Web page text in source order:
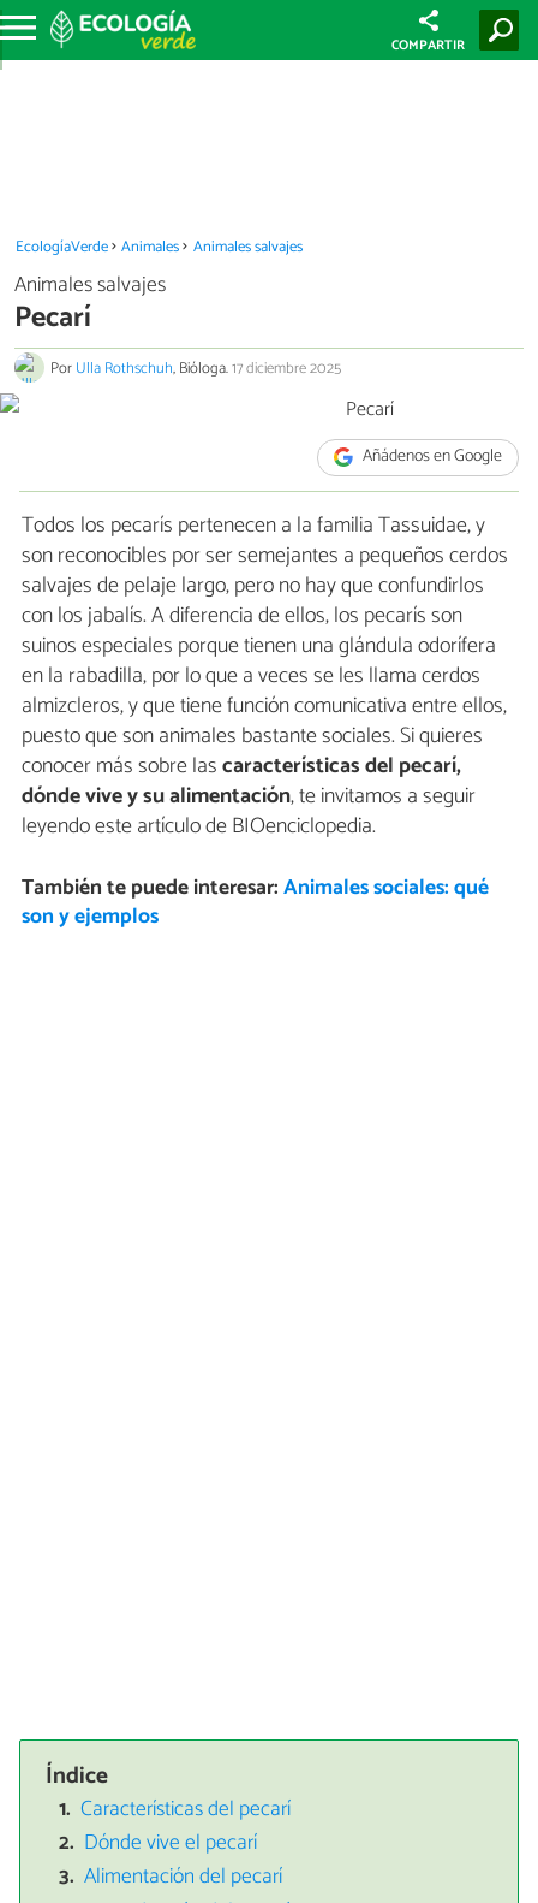
COMPARTIR
EcologíaVerde Animales Animales salvajes
Animales salvajes
Pecarí
PorUlla Rothschuh, Bióloga.17 diciembre 2025
Añádenos en Google
Todos los pecarís pertenecen a la familia Tassuidae, y
son reconocibles por ser semejantes a pequeños cerdos
salvajes de pelaje largo, pero no hay que confundirlos
con los jabalís. A diferencia de ellos, los pecarís son
suinos especiales porque tienen una glándula odorífera
en la rabadilla, por lo que a veces se les llama cerdos
almizcleros, y que tiene función comunicativa entre ellos,
puesto que son animales bastante sociales. Si quieres
conocer más sobre lascaracterísticas del pecarí,
dónde vive y su alimentación, te invitamos a seguir
leyendo este artículo de BIOenciclopedia.
También te puede interesar:Animales sociales: qué
son y ejemplos
Índice
Características del pecarí
Dónde vive el pecarí
Alimentación del pecarí